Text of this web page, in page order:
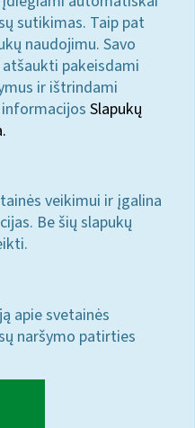
sutikimas. Taip pat
naudojimu. Savo
pakeisdami
ir ištrindami
Slapukų
veikimui ir įgalina
Be šių slapukų
apie svetainės
naršymo patirties